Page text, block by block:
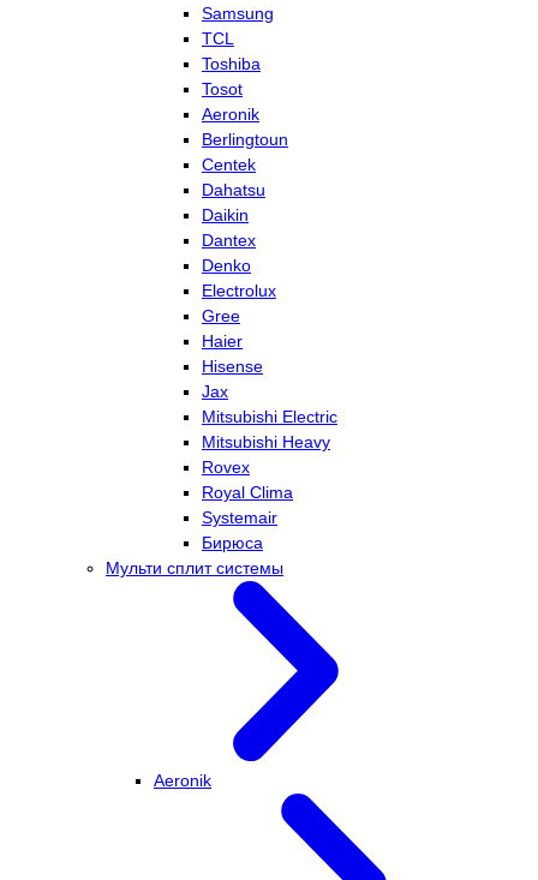
Samsung
TCL
Toshiba
Tosot
Aeronik
Berlingtoun
Centek
Dahatsu
Daikin
Dantex
Denko
Electrolux
Gree
Haier
Hisense
Jax
Mitsubishi Electric
Mitsubishi Heavy
Rovex
Royal Clima
Systemair
Бирюса
Мульти сплит системы
Aeronik